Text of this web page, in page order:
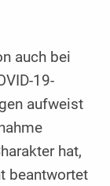
auch bei
19-
aufweist
hat,
beantwortet